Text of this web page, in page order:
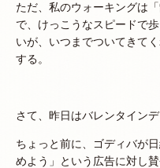
ただ、私のウォーキングは
で、けっこうなスピードで
いが、いつまでついてきて
する。
さて、昨日はバレンタインデ
ちょっと前に、ゴディバが
めよう」という広告に対し